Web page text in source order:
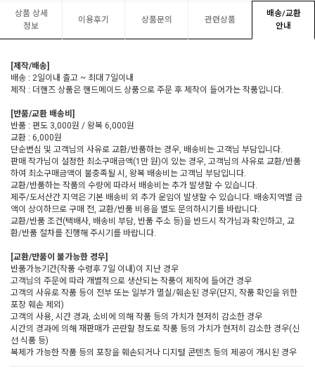
상품 상세
정보
이용후기 상품문의 관련상품
배송/교환
안내
[제작/배송]
배송 : 2일이내 출고 ~ 최대 7일이내
제작 : 더핸즈 상품은 핸드메이드 상품으로 주문 후 제작이 들어가는 작품입니다.
[반품/교환 배송비]
반품 : 편도 3,000원 / 왕복 6,000원
교환 : 6,000원
단순변심 및 고객님의 사유로 교환/반품하는 경우, 배송비는 고객님 부담입니다.
판매 작가님이 설정한 최소구매금액(1만 원)이 있는 경우, 고객님의 사유로 교환/반품
하여 최소구매금액이 불충족될 시, 왕복 배송비는 고객님 부담입니다.
교환/반품하는 작품의 수량에 따라서 배송비는 추가 발생할 수 있습니다.
제주/도서산간 지역은 기본 배송비 외 추가 운임이 발생할 수 있습니다. 배송지역별 금
액이 상이하므로 구매 전, 교환/반품 비용을 별도 문의하시기를 바랍니다.
교환/반품 조건(택배사, 배송비 부담, 반품 주소 등)을 반드시 작가님과 확인하고, 교
환/반품 절차를 진행해 주시기를 바랍니다.
[교환/반품이 불가능한 경우]
반품가능기간(작품 수령후 7일 이내)이 지난 경우
고객님의 주문에 따라 개별적으로 생산되는 작품이 제작에 들어간 경우
고객의 사유로 작품 등이 전부 또는 일부가 멸실/훼손된 경우(단지, 작품 확인을 위한
포장 훼손 제외)
고객의 사용, 시간 경과, 소비에 의해 작품 등의 가치가 현저히 감소한 경우
시간의 경과에 의해 재판매가 곤란할 정도로 작품 등의 가치가 현저히 감소한 경우(신
선 식품 등)
복제가 가능한 작품 등의 포장을 훼손되거나 디지털 콘텐츠 등의 제공이 개시된 경우